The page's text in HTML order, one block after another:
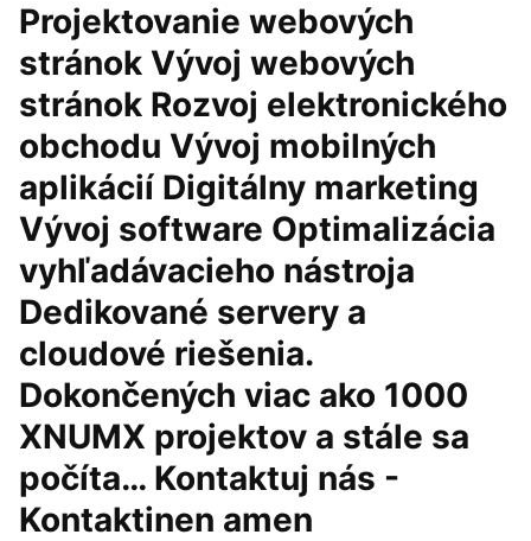
Projektovanie webových
stránok Vývoj webových
stránok Rozvoj elektronického
obchodu Vývoj mobilných
aplikácií Digitálny marketing
Vývoj software Optimalizácia
vyhľadávacieho nástroja
Dedikované servery a
cloudové riešenia.
Dokončených viac ako 1000
XNUMX projektov a stále sa
počíta… Kontaktuj nás -
Kontaktinen amen